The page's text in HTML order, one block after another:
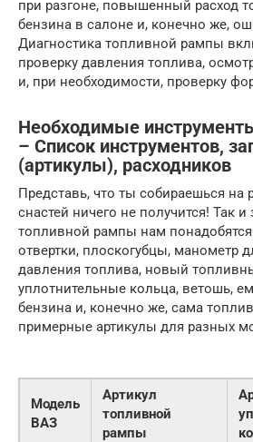
при разгоне, повышенный расход
бензина в салоне и, конечно же,
Диагностика топливной рампы
проверку давления топлива,
и, при необходимости, проверку
Необходимые
– Список инструментов,
(артикулы), расходников
Представь, что ты собираешься на
снастей ничего не получится! Так
топливной рампы нам
отвертки, плоскогубцы, манометр
давления топлива, новый
уплотнительные кольца, ветошь,
бензина и, конечно же, сама
примерные артикулы для разных
Модель
ВАЗ
Артикул
топливной
рампы